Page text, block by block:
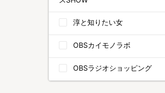
淳と知りたい女
OBSカイモノラボ
OBSラジオショッピング